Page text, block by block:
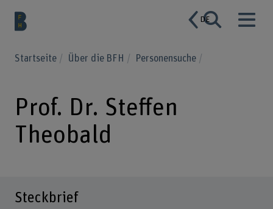
DE
Startseite Über die BFH Personensuche
Prof. Dr. Steffen
Theobald
Steckbrief